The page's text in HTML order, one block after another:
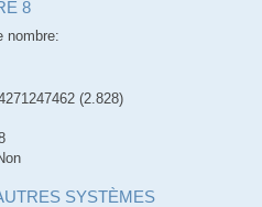
8
nombre:
(2.828)
SYSTÈMES